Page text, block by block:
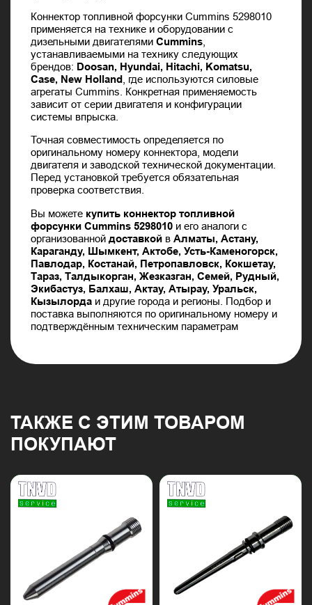
Коннектор топливной форсунки Cummins 5298010
применяется на технике и оборудовании с
дизельными двигателямиCummins
устанавливаемыми на технику следующих
брендов: Doosan, Hyundai, Hitachi, Komatsu,
Case, New Holland , где используются силовые
агрегаты Cummins. Конкретная применяемость
зависит от серии двигателя и конфигурации
системы впрыска.
Точная совместимость определяется по
оригинальному номеру коннектора, модели
двигателя и заводской технической документации.
Перед установкой требуется обязательная
проверка соответствия.
Вы можете купить коннектор топливной
форсунки Cummins 5298010 и его аналоги с
организованнойдоставкой вАлматы, Астану,
Караганду, Шымкент, Актобе, Усть-Каменогорск,
Павлодар, Костанай, Петропавловск, Кокшетау,
Тараз, Талдыкорган, Жезказган, Семей, Рудный,
Экибастуз, Балхаш, Актау, Атырау, Уральск,
Кызылорда и другие города и регионы. Подбор и
поставка выполняются по оригинальному номеру и
подтверждённым техническим параметрам
ТАКЖЕ С ЭТИМ ТОВАРОМ
ПОКУПАЮТ